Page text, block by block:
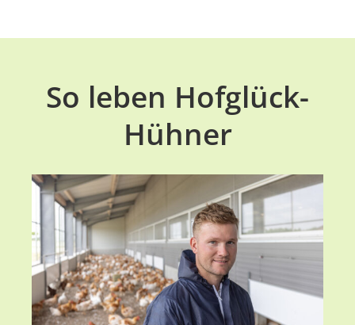
So leben Hofglück-
Hühner